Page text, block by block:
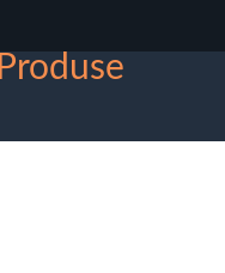
Produse